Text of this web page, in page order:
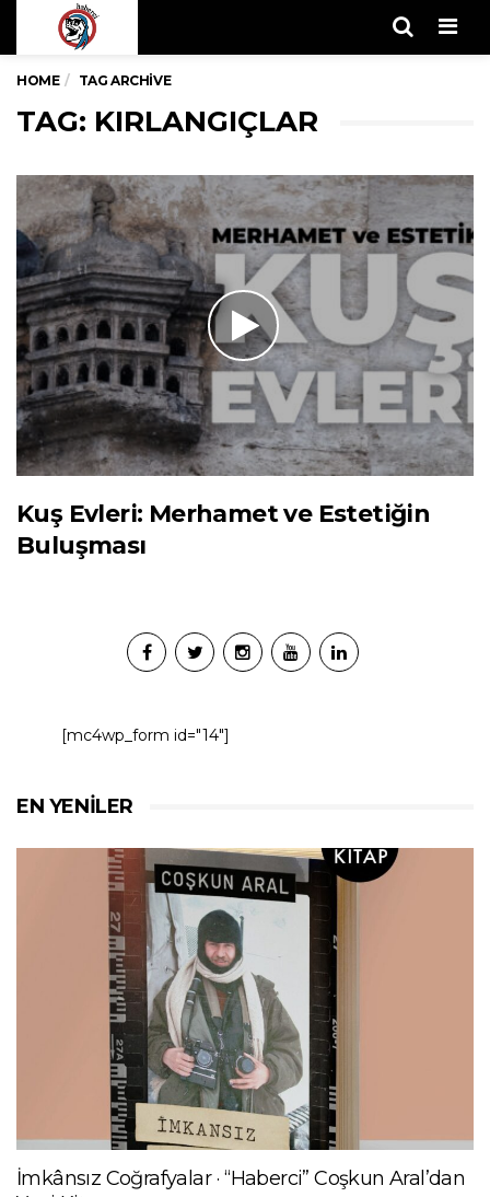
HOME TAG ARCHIVE
TAG: KIRLANGIÇLAR
Kuş Evleri: Merhamet ve Estetiğin
Buluşması
[mc4wp_form id="14"]
EN YENILER
İmkânsız Coğrafyalar · “Haberci” Coşkun Aral’dan